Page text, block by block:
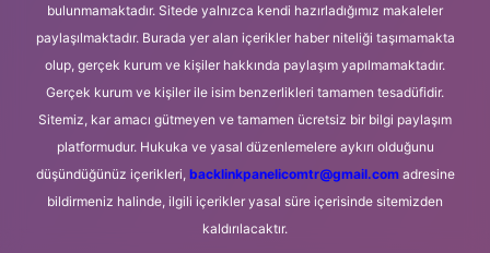
bulunmamaktadır. Sitede yalnızca kendi hazırladığımız makaleler
paylaşılmaktadır. Burada yer alan içerikler haber niteliği taşımamakta
olup, gerçek kurum ve kişiler hakkında paylaşım yapılmamaktadır.
Gerçek kurum ve kişiler ile isim benzerlikleri tamamen tesadüfidir.
Sitemiz, kar amacı gütmeyen ve tamamen ücretsiz bir bilgi paylaşım
platformudur. Hukuka ve yasal düzenlemelere aykırı olduğunu
düşündüğünüz içerikleri, backlinkpanelicomtr@gmail.comadresine
bildirmeniz halinde, ilgili içerikler yasal süre içerisinde sitemizden
kaldırılacaktır.